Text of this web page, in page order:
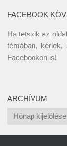
FACEBOOK
Ha tetszik az
témában,
Facebookon is!
ARCHÍVUM
Archívum